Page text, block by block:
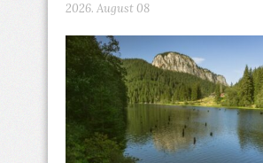
2026. August 08